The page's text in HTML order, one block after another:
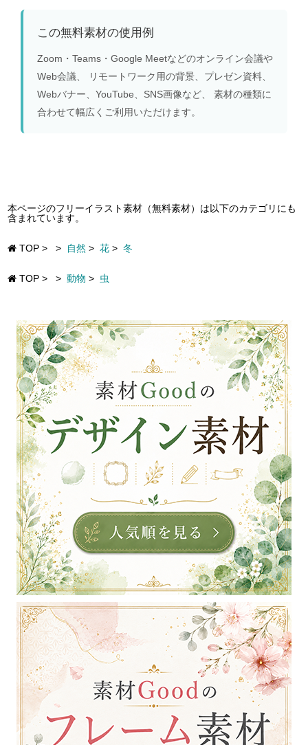
この無料素材の使用例
Zoom・Teams・Google Meetなどのオンライン会議や
Web会議、 リモートワーク用の背景、プレゼン資料、
Webバナー、YouTube、SNS画像など、 素材の種類に
合わせて幅広くご利用いただけます。
本ページのフリーイラスト素材（無料素材）は以下のカテゴリにも
含まれています。
TOP > > 自然 > 花 > 冬
TOP > > 動物 > 虫